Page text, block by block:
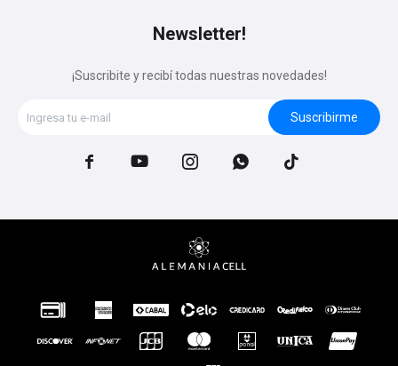
Newsletter!
¡Suscribite y recibí todas nuestras novedades!
Suscribirme
    